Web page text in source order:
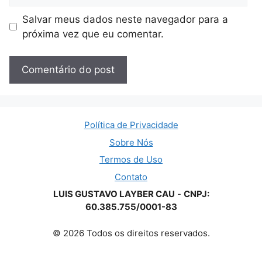
Salvar meus dados neste navegador para a
próxima vez que eu comentar.
Política de Privacidade
Sobre Nós
Termos de Uso
Contato
LUIS GUSTAVO LAYBER CAU - CNPJ:
60.385.755/0001-83
© 2026 Todos os direitos reservados.